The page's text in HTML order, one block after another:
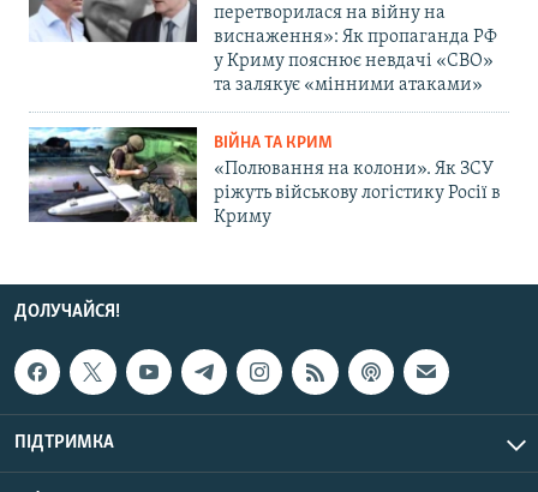
перетворилася на війну на
виснаження»: Як пропаганда РФ
у Криму пояснює невдачі «СВО»
та залякує «мінними атаками»
ВІЙНА ТА КРИМ
«Полювання на колони». Як ЗСУ
ріжуть військову логістику Росії в
Криму
ДОЛУЧАЙСЯ!
ПІДТРИМКА